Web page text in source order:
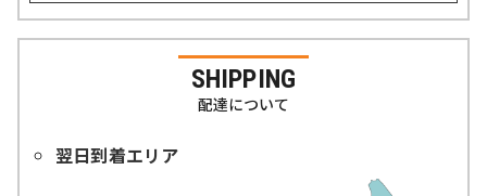
SHIPPING
配達について
翌日到着エリア